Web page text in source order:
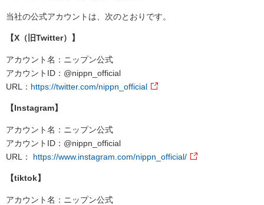
当社の公式アカウントは、次のとおりです。
【X（旧Twitter）】
アカウント名：ニップン公式
アカウントID：@nippn_official
URL： https://twitter.com/nippn_official
【Instagram】
アカウント名：ニップン公式
アカウントID：@nippn_official
URL： https://www.instagram.com/nippn_official/
【tiktok】
アカウント名：ニップン公式